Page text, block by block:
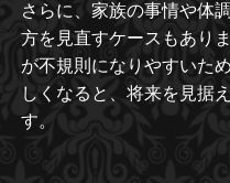
さらに、家族の事情や体
方を見直すケースもあり
が不規則になりやすいた
しくなると、将来を見据
す。